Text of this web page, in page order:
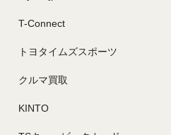
T-Connect
トヨタイムズスポーツ
クルマ買取
KINTO